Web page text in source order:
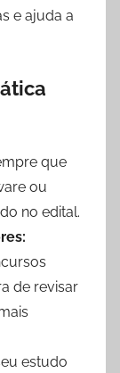
e ajuda a
que
ou
no edital.
de revisar
estudo